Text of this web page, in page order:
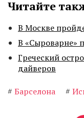
Читайте
В Москве
В «Сыроварне»
Греческий
дайверов
# Барселона #